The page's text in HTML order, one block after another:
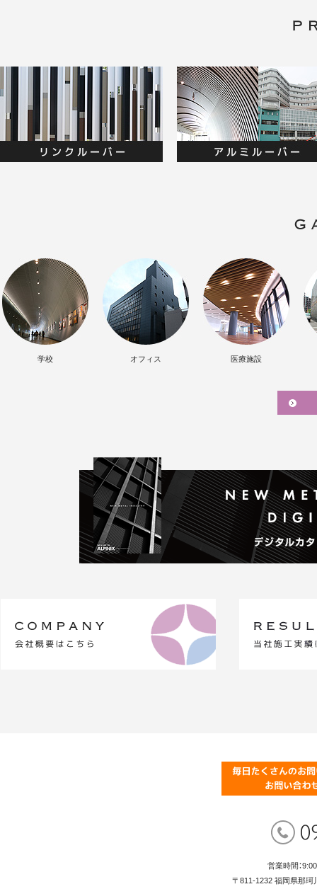
学校 オフィス 医療施設
営業時間：
〒811-1232 福岡県那